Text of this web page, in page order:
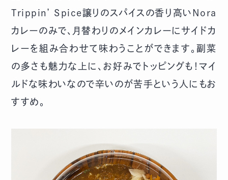
Trippin’ Spice譲りのスパイスの香り高いNora
カレーのみで、月替わりのメインカレーにサイドカ
レーを組み合わせて味わうことができます。副菜
の多さも魅力な上に、お好みでトッピングも！マイ
ルドな味わいなので辛いのが苦手という人にもお
すすめ。